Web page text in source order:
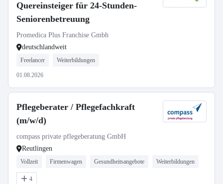
Quereinsteiger für 24-Stunden-
Seniorenbetreuung
Promedica Plus Franchise Gmbh
deutschlandweit
Freelancer Weiterbildungen
01.08.2026
Pflegeberater / Pflegefachkraft
(m/w/d)
compass private pflegeberatung GmbH
Reutlingen
Vollzeit Firmenwagen Gesundheitsangebote Weiterbildungen
4